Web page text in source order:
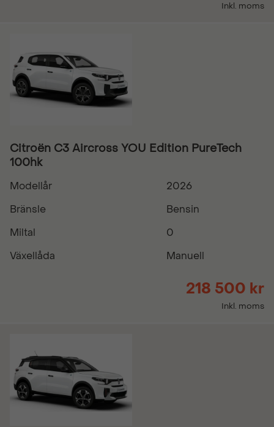
Inkl. moms
Citroën C3 Aircross YOU Edition PureTech
100hk
Modellår
2026
Bränsle
Bensin
Miltal
0
Växellåda
Manuell
218 500 kr
Inkl. moms